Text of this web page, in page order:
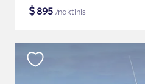
$895 /naktinis